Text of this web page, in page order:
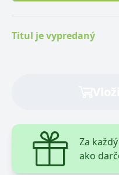
Titul je vypredaný
Za
ako